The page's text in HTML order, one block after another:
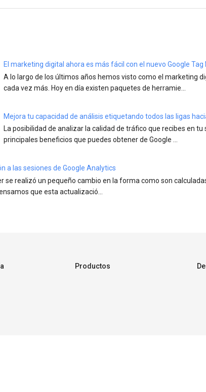
El marketing digital ahora es más fácil con el nuevo Google Tag
A lo largo de los últimos años hemos visto como el marketing
cada vez más. Hoy en día existen paquetes de herramie...
Mejora tu capacidad de análisis etiquetando todos las ligas
La posibilidad de analizar la calidad de tráfico que recibes en tu
principales beneficios que puedes obtener de Google ...
a las sesiones de Google Analytics
se realizó un pequeño cambio en la forma como son
que esta actualizació...
Productos